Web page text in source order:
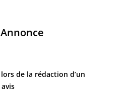
Annonce
de la rédaction d’un